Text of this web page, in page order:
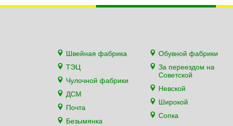
Швейная фабрика
ТЭЦ
Чулочной фабрики
ДСМ
Почта
Безымянка
Обувной фабрики
За переездом на
Советской
Невской
Широкой
Сопка